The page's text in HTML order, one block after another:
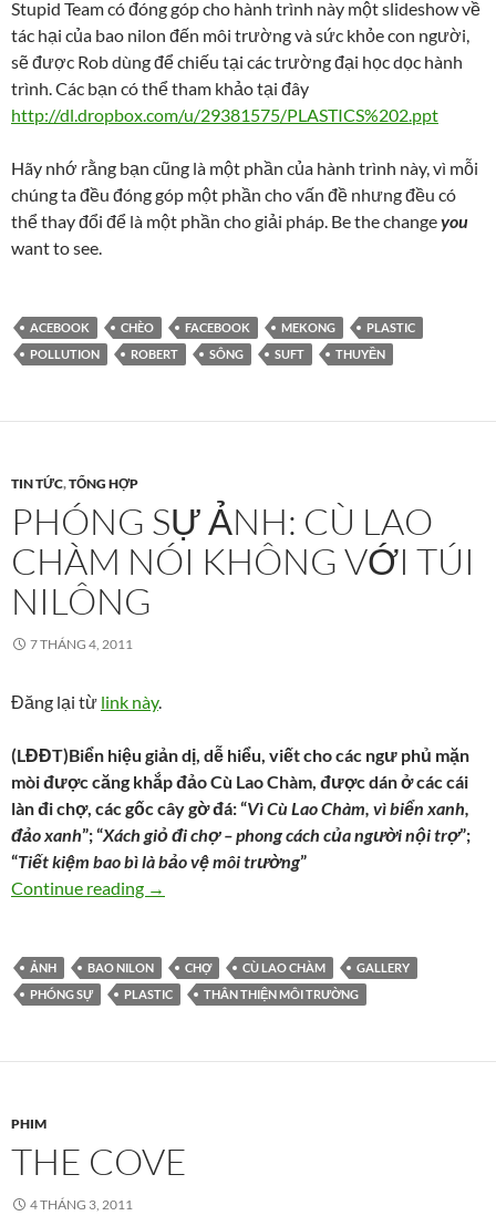
Stupid Team có đóng góp cho hành trình này một slideshow về
tác hại của bao nilon đến môi trường và sức khỏe con người,
sẽ được Rob dùng để chiếu tại các trường đại học dọc hành
trình. Các bạn có thể tham khảo tại đây
http://dl.dropbox.com/u/29381575/PLASTICS%202.ppt
Hãy nhớ rằng bạn cũng là một phần của hành trình này, vì mỗi
chúng ta đều đóng góp một phần cho vấn đề nhưng đều có
thể thay đổi để là một phần cho giải pháp. Be the changeyou
want to see.
ACEBOOK CHÈO FACEBOOK MEKONG
PLASTIC
POLLUTION
ROBERT SÔNG SUFT THUYỀN
TIN TỨC,TỔNG HỢP
PHÓNG SỰ ẢNH: CÙ LAO
CHÀM NÓI KHÔNG VỚI TÚI
NILÔNG
7 THÁNG 4, 2011
Đăng lại từ link này.
(LĐĐT)Biển hiệu giản dị, dễ hiểu, viết cho các ngư phủ mặn
mòi được căng khắp đảo Cù Lao Chàm, được dán ở các cái
làn đi chợ, các gốc cây gờ đá: “Vì Cù Lao Chàm, vì biển xanh,
đảo xanh”; “Xách giỏ đi chợ – phong cách của người nội trợ”;
“Tiết kiệm bao bì là bảo vệ môi trường”
Continue reading Phóng sự ảnh: Cù Lao Chàm nói không với
→
ẢNH BAO NILON CHỢ CÙ LAO CHÀM
GALLERY
PHÓNG SỰ
PLASTIC THÂN THIỆN MÔI TRƯỜNG
PHIM
THE COVE
4 THÁNG 3, 2011